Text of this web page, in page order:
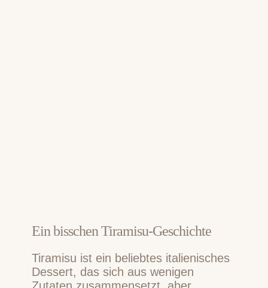
Ein bisschen Tiramisu-Geschichte
Tiramisu ist ein beliebtes italienisches
Dessert, das sich aus wenigen